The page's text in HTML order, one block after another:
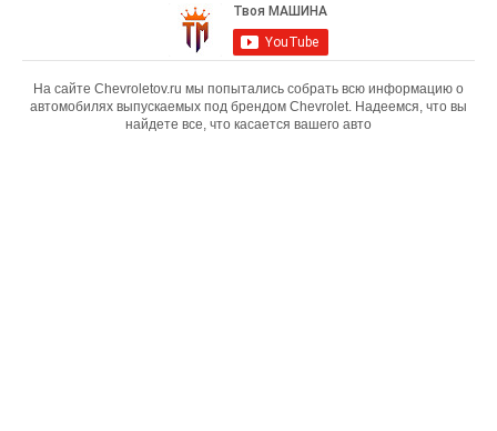
На сайте Chevroletov.ru мы попытались собрать всю информацию о
автомобилях выпускаемых под брендом Chevrolet. Надеемся, что вы
найдете все, что касается вашего авто